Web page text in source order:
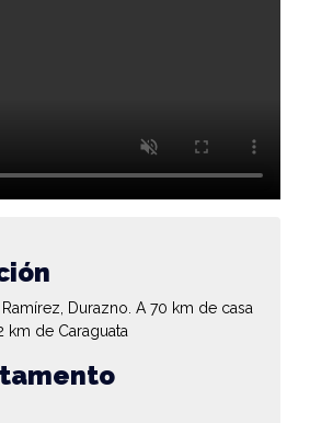
Durazno. A 70 km de casa
km de Caraguata